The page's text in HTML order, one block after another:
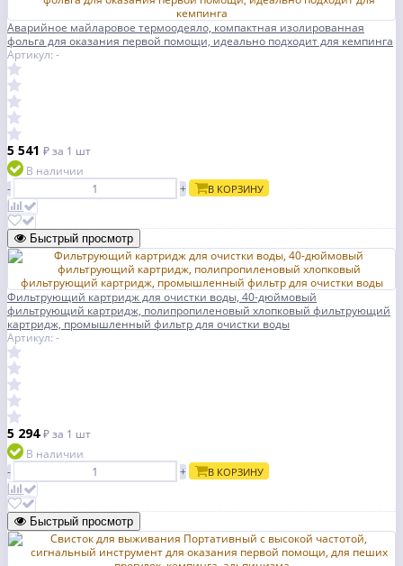
Аварийное майларовое термоодеяло, компактная изолированная
фольга для оказания первой помощи, идеально подходит для кемпинга
Артикул: -
5 541 ₽за 1 шт
В наличии
-
+ В КОРЗИНУ
Быстрый просмотр
Фильтрующий картридж для очистки воды, 40-дюймовый
фильтрующий картридж, полипропиленовый хлопковый фильтрующий
картридж, промышленный фильтр для очистки воды
Артикул: -
5 294₽за 1 шт
В наличии
-
+ В КОРЗИНУ
Быстрый просмотр